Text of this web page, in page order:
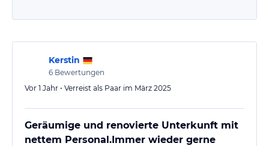
Kerstin
6 Bewertungen
Vor 1 Jahr • Verreist als Paar im März 2025
Geräumige und renovierte Unterkunft mit
nettem Personal.Immer wieder gerne